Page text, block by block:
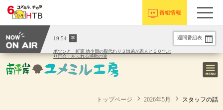
番組情報
19:54 字
ポツンと一軒家 幼少期の親代わり３姉弟が恩人と５０年ぶ
り再会！あふれる感動の涙
週間番組表
トップページ 2026年5月 スタッフの話